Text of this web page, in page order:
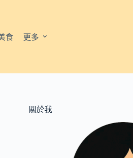
食 更多
關於我